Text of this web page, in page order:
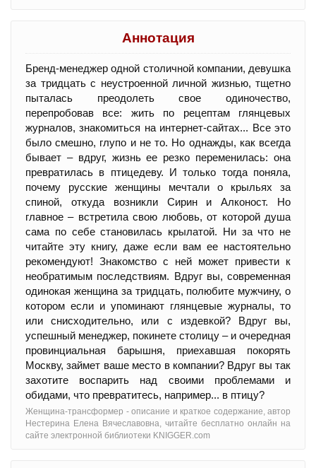
Аннотация
Бренд-менеджер одной столичной компании, девушка
за тридцать с неустроенной личной жизнью, тщетно
пыталась преодолеть свое одиночество,
перепробовав все: жить по рецептам глянцевых
журналов, знакомиться на интернет-сайтах... Все это
было смешно, глупо и не то. Но однажды, как всегда
бывает – вдруг, жизнь ее резко переменилась: она
превратилась в птицедеву. И только тогда поняла,
почему русские женщины мечтали о крыльях за
спиной, откуда возникли Сирин и Алконост. Но
главное – встретила свою любовь, от которой душа
сама по себе становилась крылатой. Ни за что не
читайте эту книгу, даже если вам ее настоятельно
рекомендуют! Знакомство с ней может привести к
необратимым последствиям. Вдруг вы, современная
одинокая женщина за тридцать, полюбите мужчину, о
котором если и упоминают глянцевые журналы, то
или снисходительно, или с издевкой? Вдруг вы,
успешный менеджер, покинете столицу – и очередная
провинциальная барышня, приехавшая покорять
Москву, займет ваше место в компании? Вдруг вы так
захотите воспарить над своими проблемами и
обидами, что превратитесь, например... в птицу?
Женщина-трансформер - oписание и краткое содержание, автор
Нестерина Елена Вячеславовна, читайте бесплатно онлайн на
сайте электронной библиотеки KNIGGER.com